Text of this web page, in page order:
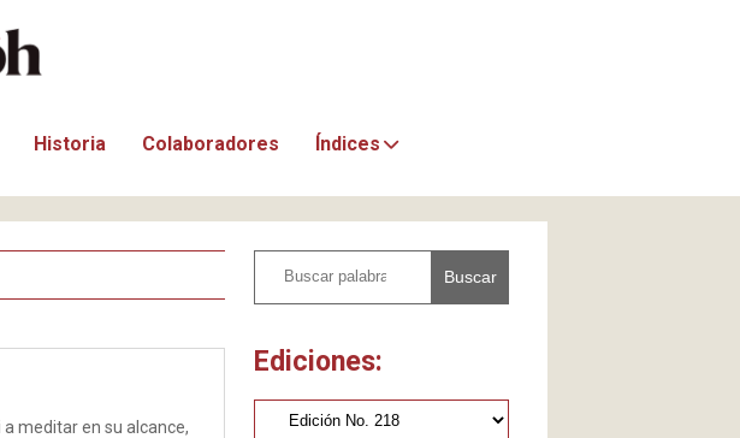
Historia Colaboradores Índices
meditar en su alcance,
Buscar
Ediciones: